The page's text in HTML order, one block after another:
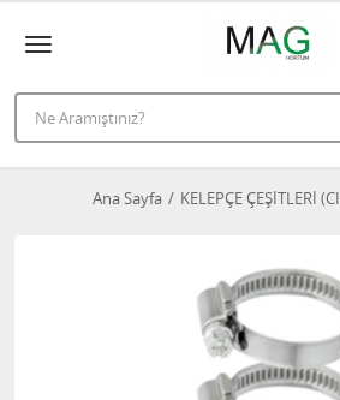
Ana Sayfa KELEPÇE ÇEŞİTLERİ